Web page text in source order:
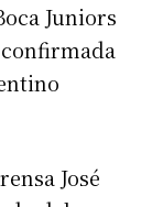
Juniors
José